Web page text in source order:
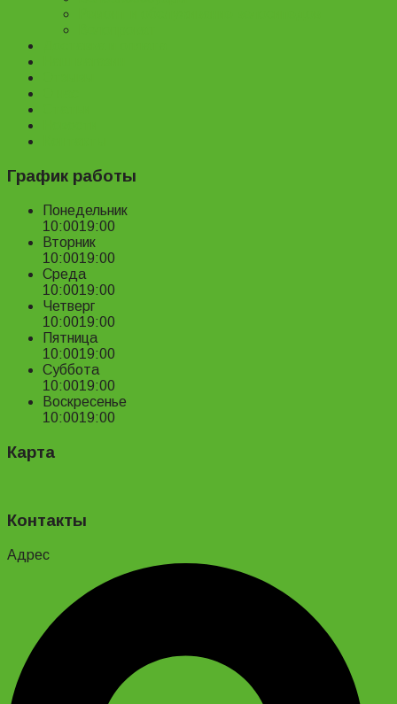
График работы
Понедельник
10:0019:00
Вторник
10:0019:00
Среда
10:0019:00
Четверг
10:0019:00
Пятница
10:0019:00
Суббота
10:0019:00
Воскресенье
10:0019:00
Карта
Контакты
Адрес